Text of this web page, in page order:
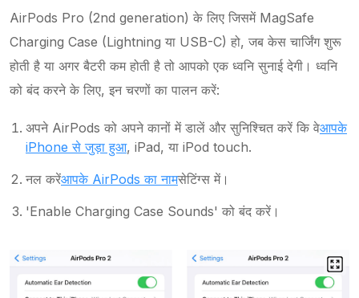
AirPods Pro (2nd generation) के लिए जिसमें MagSafe
Charging Case (Lightning या USB-C) हो, जब केस चार्जिंग शुरू
होती है या अगर बैटरी कम होती है तो आपको एक ध्वनि सुनाई देगी। ध्वनि
को बंद करने के लिए, इन चरणों का पालन करें:
अपने AirPods को अपने कानों में डालें और सुनिश्चित करें कि वेआपके
iPhone से जुड़ा हुआ, iPad, या iPod touch.
नल करेंआपके AirPods का नामसेटिंग्स में।
'Enable Charging Case Sounds' को बंद करें।